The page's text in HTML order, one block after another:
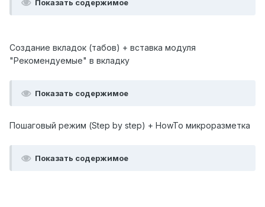
Показать содержимое
Создание вкладок (табов) + вставка модуля
"Рекомендуемые" в вкладку
Показать содержимое
Пошаговый режим (Step by step) + HowTo микроразметка
Показать содержимое